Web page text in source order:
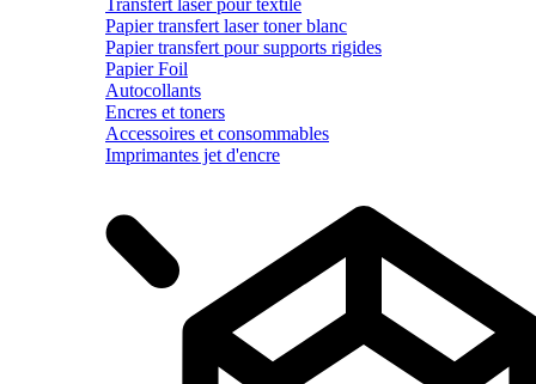
Papier transfert laser toner blanc
Papier transfert pour supports rigides
Papier Foil
Autocollants
Encres et toners
Accessoires et consommables
Imprimantes jet d'encre